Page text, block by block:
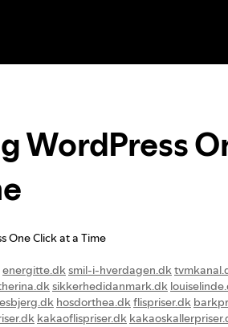
WordPress
One Click at a Time
energitte.dksmil-i-hverdagen.dk
sikkerhedidanmark.dk
hosdorthea.dkflispriser.dk
kakaoflispriser.dk